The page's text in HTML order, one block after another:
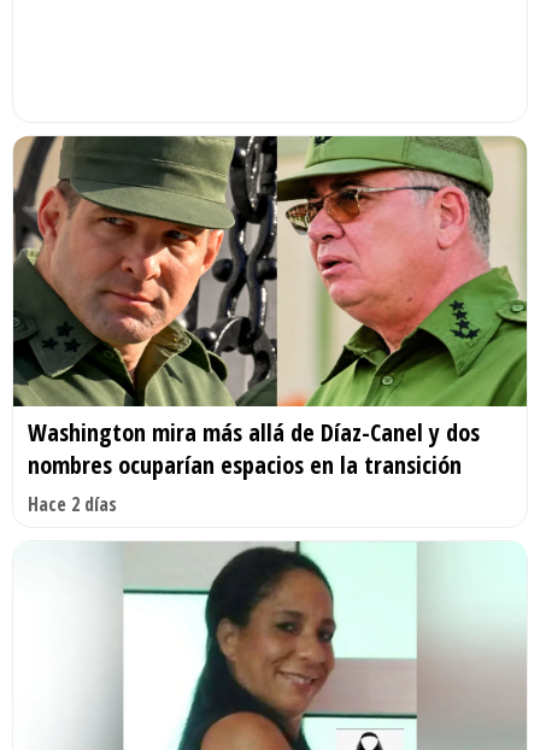
Washington mira más allá de Díaz-Canel y dos
nombres ocuparían espacios en la transición
Hace 2 días